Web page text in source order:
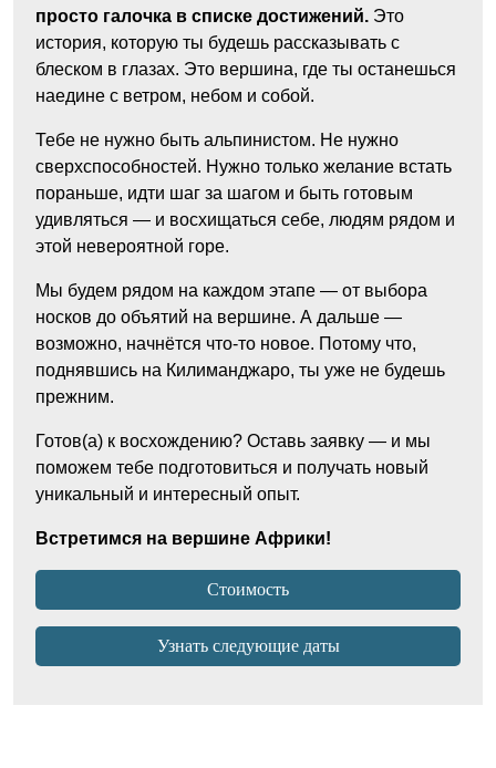
просто галочка в списке достижений. Это
история, которую ты будешь рассказывать с
блеском в глазах. Это вершина, где ты останешься
наедине с ветром, небом и собой.
Тебе не нужно быть альпинистом. Не нужно
сверхспособностей. Нужно только желание встать
пораньше, идти шаг за шагом и быть готовым
удивляться — и восхищаться себе, людям рядом и
этой невероятной горе.
Мы будем рядом на каждом этапе — от выбора
носков до объятий на вершине. А дальше —
возможно, начнётся что-то новое. Потому что,
поднявшись на Килиманджаро, ты уже не будешь
прежним.
Готов(а) к восхождению? Оставь заявку — и мы
поможем тебе подготовиться и получать новый
уникальный и интересный опыт.
Встретимся на вершине Африки!
Стоимость
Узнать следующие даты